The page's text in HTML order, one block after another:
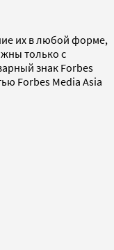
их в любой форме,
только с
знак Forbes
Forbes Media Asia